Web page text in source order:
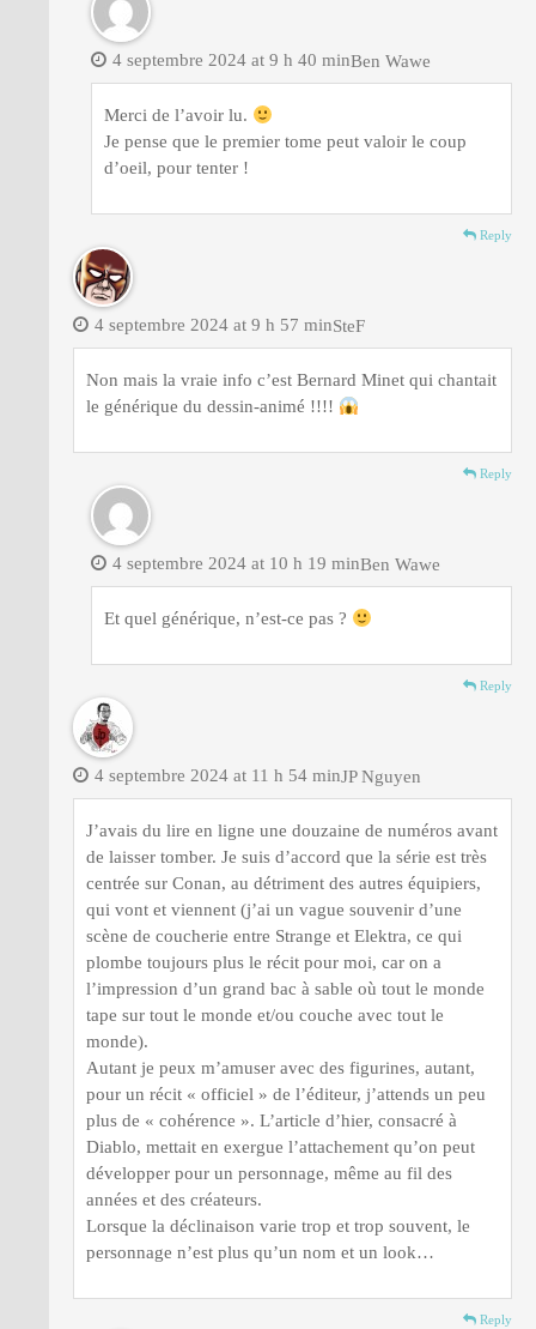
Ben Wawe
4 septembre 2024 at 9 h 40 min
Merci de l’avoir lu.
Je pense que le premier tome peut valoir le coup
d’oeil, pour tenter !
Reply
SteF
4 septembre 2024 at 9 h 57 min
Non mais la vraie info c’est Bernard Minet qui chantait
le générique du dessin-animé !!!!
Reply
Ben Wawe
4 septembre 2024 at 10 h 19 min
Et quel générique, n’est-ce pas ?
Reply
JP Nguyen
4 septembre 2024 at 11 h 54 min
J’avais du lire en ligne une douzaine de numéros avant
de laisser tomber. Je suis d’accord que la série est très
centrée sur Conan, au détriment des autres équipiers,
qui vont et viennent (j’ai un vague souvenir d’une
scène de coucherie entre Strange et Elektra, ce qui
plombe toujours plus le récit pour moi, car on a
l’impression d’un grand bac à sable où tout le monde
tape sur tout le monde et/ou couche avec tout le
monde).
Autant je peux m’amuser avec des figurines, autant,
pour un récit « officiel » de l’éditeur, j’attends un peu
plus de « cohérence ». L’article d’hier, consacré à
Diablo, mettait en exergue l’attachement qu’on peut
développer pour un personnage, même au fil des
années et des créateurs.
Lorsque la déclinaison varie trop et trop souvent, le
personnage n’est plus qu’un nom et un look…
Reply